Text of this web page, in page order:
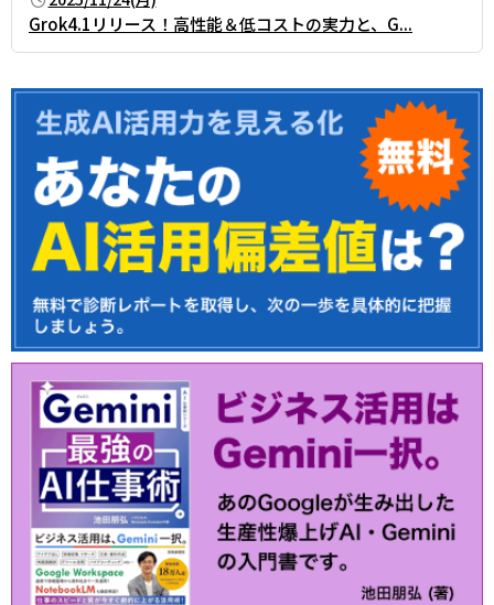
Grok4.1リリース！高性能＆低コストの実力と、G...